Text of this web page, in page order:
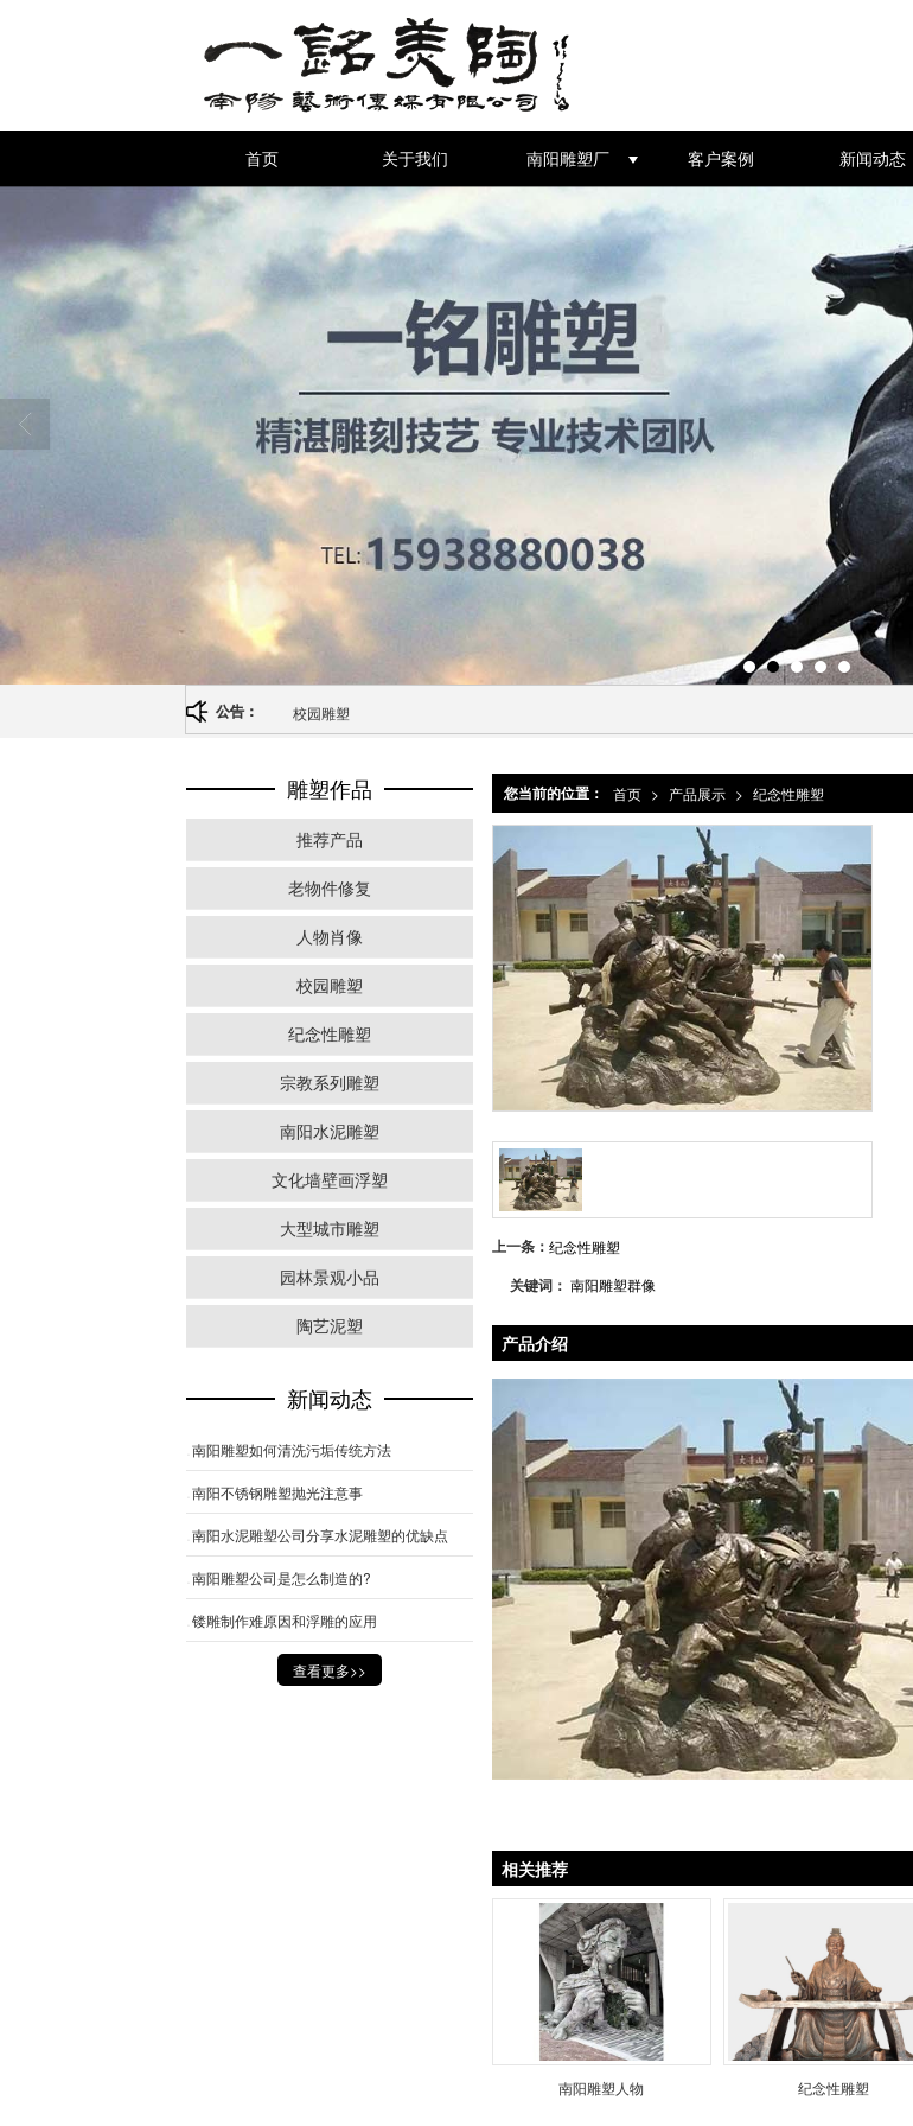
首页 关于我们 南阳雕塑厂 客户案例 新闻动态
公告： 校园雕塑
您当前的位置： 首页 > 产品展示 > 纪念性雕塑
上一条： 纪念性雕塑
关键词： 南阳雕塑群像
产品介绍
相关推荐
南阳雕塑人物 纪念性雕塑
雕塑作品
推荐产品
老物件修复
人物肖像
校园雕塑
纪念性雕塑
宗教系列雕塑
南阳水泥雕塑
文化墙壁画浮塑
大型城市雕塑
园林景观小品
陶艺泥塑
新闻动态
南阳雕塑如何清洗污垢传统方法
南阳不锈钢雕塑抛光注意事
南阳水泥雕塑公司分享水泥雕塑的优缺点
南阳雕塑公司是怎么制造的?
镂雕制作难原因和浮雕的应用
查看更多>>